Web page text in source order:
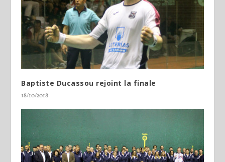
Baptiste Ducassou rejoint la finale
18/10/2018